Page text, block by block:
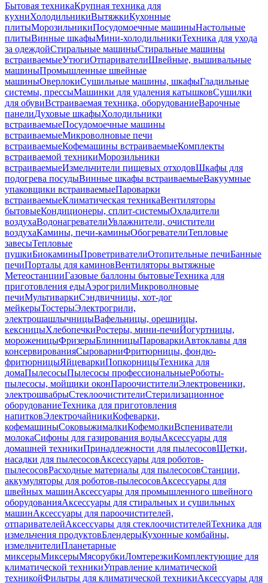
Бытовая техникаКрупная техника для
кухниХолодильникиВытяжкиКухонные
плитыМорозильникиПосудомоечные машиныНастольные
плитыВинные шкафыМини-холодильникиТехника для ухода
за одеждойСтиральные машиныСтиральные машины
встраиваемыеУтюгиОтпаривателиШвейные, вышивальные
машиныПромышленные швейные
машиныОверлокиСушильные машины, шкафыГладильные
системы, прессыМашинки для удаления катышковСушилки
для обувиВстраиваемая техника, оборудованиеВарочные
панелиДуховые шкафыХолодильники
встраиваемыеПосудомоечные машины
встраиваемыеМикроволновые печи
встраиваемыеКофемашины встраиваемыеКомплекты
встраиваемой техникиМорозильники
встраиваемыеИзмельчители пищевых отходовШкафы для
подогрева посудыВинные шкафы встраиваемыеВакуумные
упаковщики встраиваемыеПароварки
встраиваемыеКлиматическая техникаВентиляторы
бытовыеКондиционеры, сплит-системыОхладители
воздухаВодонагревателиУвлажнители, очистители
воздухаКамины, печи-каминыОбогревателиТепловые
завесыТепловые
пушкиБиокаминыПроветривателиОтопительные печиБанные
печиПорталы для каминовВентиляторы вытяжные
МетеостанцииГазовые баллоны бытовыеТехника для
приготовления едыАэрогрилиМикроволновые
печиМультиваркиСэндвичницы, хот-дог
мейкерыТостерыЭлектрогрили,
электрошашлычницыВафельницы, орешницы,
кексницыХлебопечкиРостеры, мини-печиЙогуртницы,
мороженицыФризерыБлинницыПароваркиАвтоклавы для
консервированияСыроварниФритюрницы, фондю-
фритюрницыЯйцеваркиПопкорницыТехника для
домаПылесосыПылесосы профессиональныеРоботы-
пылесосы, мойщики оконПароочистителиЭлектровеники,
электрошвабрыСтеклоочистителиСтерилизационное
оборудованиеТехника для приготовления
напитковЭлектрочайникиКофеварки,
кофемашиныСоковыжималкиКофемолкиВспениватели
молокаСифоны для газирования водыАксессуары для
домашней техникиПринадлежности для пылесосовЩетки,
насадки для пылесосовАксессуары для роботов-
пылесосовРасходные материалы для пылесосовСтанции,
аккумуляторы для роботов-пылесосовАксессуары для
швейных машинАксессуары для промышленного швейного
оборудованияАксессуары для стиральных и сушильных
машинАксессуары для пароочистителей,
отпаривателейАксессуары для стеклоочистителейТехника для
измельчения продуктовБлендерыКухонные комбайны,
измельчителиПланетарные
миксерыМиксерыМясорубкиЛомтерезкиКомплектующие для
климатической техникиУправление климатической
техникойФильтры для климатической техникиАксессуары для